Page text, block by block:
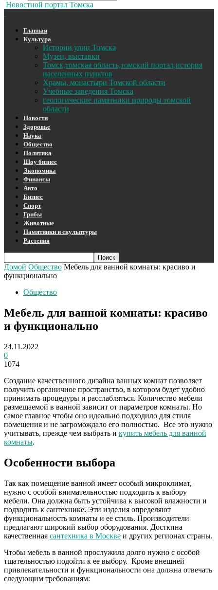
Новостной портал Томска
Главная
Культура
Истории улиц Томска
Музеи, выставки
Томск,томская область,томский портал,история
населенных пунктов
Храмы, монастыри Томской области
Учебные заведения Томска
геологические памятники природы томской
области
Новости
Здоровье
Наука
Общество
Политика
Шоу бизнес
Экономика
Финансы
Авто
Бизнес
Спорт
Грибы
Животные
Памятники и скульптуры
Растения
Домой Общество Мебель для ванной комнаты: красиво и
функционально
Общество
Мебель для ванной комнаты: красиво
и функционально
24.11.2022
0
1074
Создание качественного дизайна ванных комнат позволяет
получить органичное пространство, в котором будет удобно
принимать процедуры и расслабляться. Количество мебели
размещаемой в ванной зависит от параметров комнаты. Но
самое главное чтобы оно идеально подходило для стиля
помещения и не загромождало его полностью. Все это нужно
учитывать, прежде чем выбрать и купить мебель для ванной
комнаты.
Особенности выбора
Так как помещение ванной имеет особый микроклимат,
нужно с особой внимательностью подходить к выбору
мебели. Она должна быть устойчива к высокой влажности и
подходить к сантехнике. Эти изделия определяют
функциональность комнаты и ее стиль. Производители
предлагают широкий выбор оборудования. Досткпна
качественная сантехника в Москве и других регионах страны.
Чтобы мебель в ванной прослужила долго нужно с особой
тщательностью подойти к ее выбору. Кроме внешней
привлекательности и функциональности она должна отвечать
следующим требованиям: